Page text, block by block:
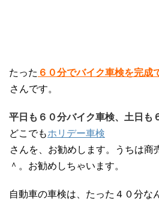
たった ６０分でバイク車検を完成
さんです。
平日も６０分バイク車検、土日も
どこでもホリデー車検
さんを、お勧めします。うちは商
＾。お勧めしちゃいます。
自動車の車検は、たった４０分な